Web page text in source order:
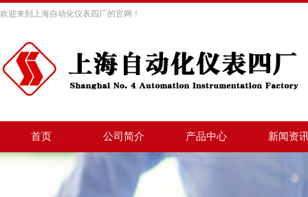
欢迎来到上海自动化仪表四厂的官网！
首页 公司简介 产品中心 新闻资